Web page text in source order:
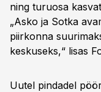
ning turuosa
„Asko ja Sotka
piirkonna
keskuseks,“ lisas
Uutel pindadel